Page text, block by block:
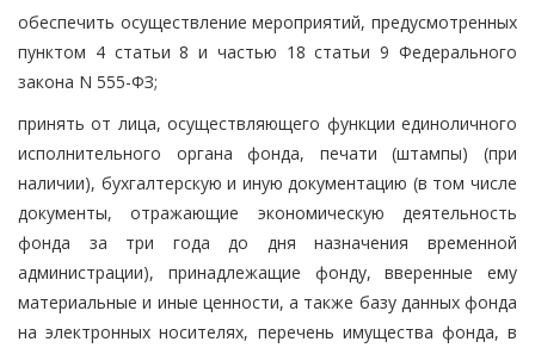
обеспечить осуществление мероприятий, предусмотренных
пунктом 4 статьи 8 и частью 18 статьи 9 Федерального
закона N 555-ФЗ;
принять от лица, осуществляющего функции единоличного
исполнительного органа фонда, печати (штампы) (при
наличии), бухгалтерскую и иную документацию (в том числе
документы, отражающие экономическую деятельность
фонда за три года до дня назначения временной
администрации), принадлежащие фонду, вверенные ему
материальные и иные ценности, а также базу данных фонда
на электронных носителях, перечень имущества фонда, в